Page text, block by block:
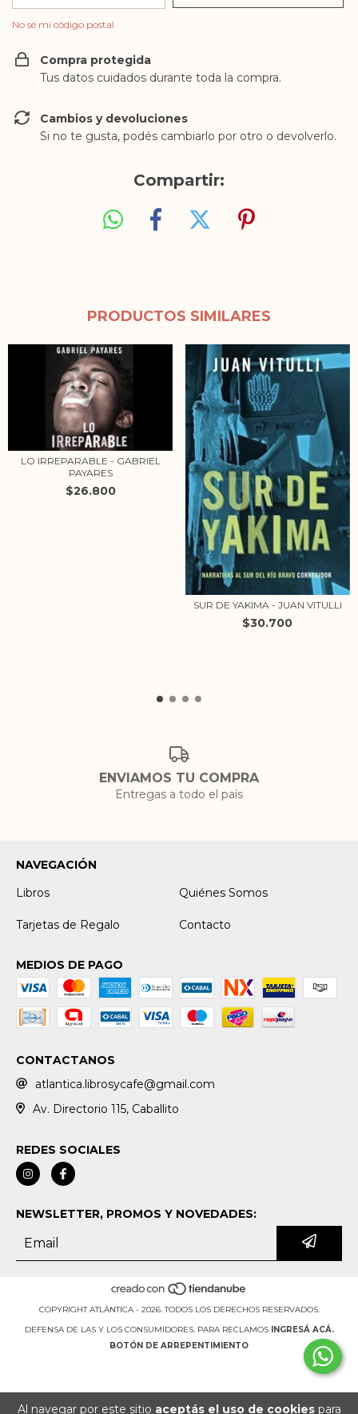
Al navegar por este sitio aceptás el uso de cookiespara
No sé mi código postal
Compra protegida
Tus datos cuidados durante toda la compra.
Cambios y devoluciones
Si no te gusta, podés cambiarlo por otro o devolverlo.
Compartir:
PRODUCTOS SIMILARES
LO IRREPARABLE - GABRIEL
PAYARES
$26.800
SUR DE YAKIMA - JUAN VITULLI
$30.700
ENVIAMOS TU COMPRA
Entregas a todo el país
NAVEGACIÓN
Libros
Quiénes Somos
Tarjetas de Regalo Contacto
MEDIOS DE PAGO
CONTACTANOS
atlantica.librosycafe@gmail.com
Av. Directorio 115, Caballito
REDES SOCIALES
NEWSLETTER, PROMOS Y NOVEDADES:
COPYRIGHT ATLÁNTICA - 2026. TODOS LOS DERECHOS RESERVADOS.
DEFENSA DE LAS Y LOS CONSUMIDORES. PARA RECLAMOS
INGRESÁ ACÁ.
BOTÓN DE ARREPENTIMIENTO